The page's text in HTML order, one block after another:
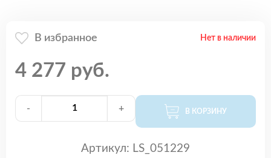
В избранное Нет в наличии
4 277 руб.
- + В КОРЗИНУ
Артикул: LS_051229